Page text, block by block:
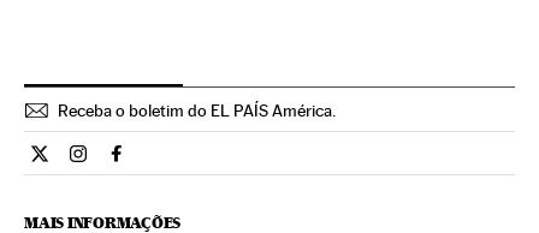
Receba o boletim do EL PAÍS América.
Economia El País Brasil en Twitter
Economia El País Brasil en Instagram
Economia El País Brasil en Facebook
MAIS INFORMAÇÕES